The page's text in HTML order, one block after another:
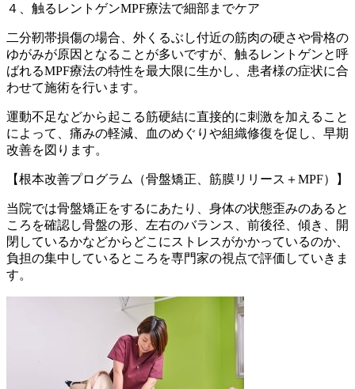
４、触るレントゲンMPF療法で細部までケア
二分靭帯損傷の場合、外くるぶし付近の筋肉の硬さや骨格の
ゆがみが原因となることが多いですが、触るレントゲンと呼
ばれるMPF療法の特性を最大限に生かし、患者様の症状に合
わせて施術を行います。
運動不足などから起こる筋硬結に直接的に刺激を加えること
によって、痛みの軽減、血のめぐりや組織修復を促し、早期
改善を図ります。
【根本改善プログラム（骨盤矯正、筋膜リリース＋MPF）】
当院では骨盤矯正をするにあたり、身体の状態歪みのあると
ころを確認し骨盤の形、左右のバランス、前後径、傾き、開
閉しているかなどからどこにストレスがかかっているのか、
負担の集中しているところを専門家の視点で評価していきま
す。